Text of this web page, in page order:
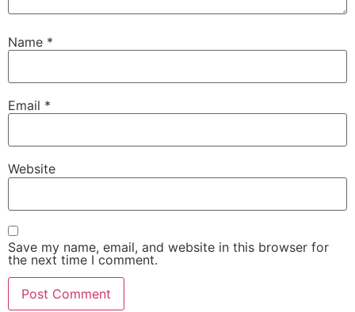
Name *
Email *
Website
Save my name, email, and website in this browser for
the next time I comment.